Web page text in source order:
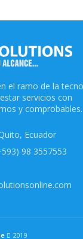
el ramo de la
servicios con
y comprobables.
Ecuador
98 3557553
2019